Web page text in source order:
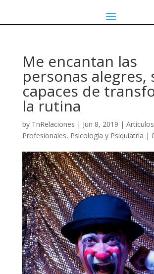
Me encantan las
personas alegres,
capaces de
la rutina
by TnRelaciones | Jun 8, 2019 | Artículos
Profesionales, Psicología y Psiquiatría |